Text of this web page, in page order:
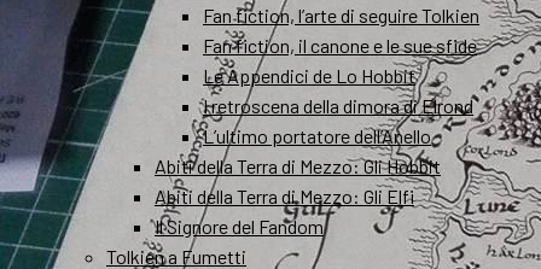
Fan fiction, l’arte di seguire Tolkien
Fan fiction, il canone e le sue sfide
Le Appendici de Lo Hobbit
I retroscena della dimora di Elrond
L’ultimo portatore dell’Anello
Abiti della Terra di Mezzo: Gli Hobbit
Abiti della Terra di Mezzo: Gli Elfi
Il Signore del Fandom
Tolkien a Fumetti